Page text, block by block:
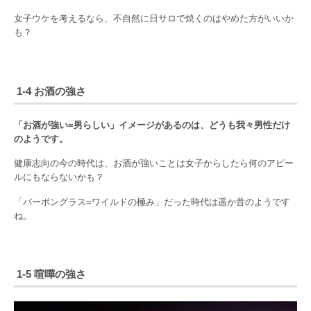
女子ウケを考えるなら、不自然に日サロで焼くのはやめた方がいいか
も？
1-4 お酒の強さ
「お酒が強い=男らしい」イメージがあるのは、どうも我々男性だけ
のようです。
健康志向の今の時代は、お酒が強いことは女子からしたら何のアピー
ルにもならないかも？
「バーボングラス=ワイルドの極み」だった時代は遥か昔のようです
ね。
1-5 喧嘩の強さ